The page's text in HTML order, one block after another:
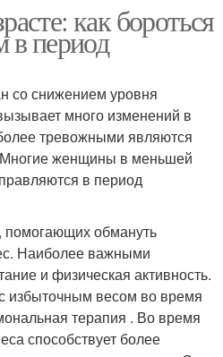
как бороться
в период
со снижением уровня
много изменений в
тревожными являются
женщины в меньшей
в период
помогающих обмануть
Наиболее важными
и физическая активность.
избыточным весом во время
терапия . Во время
способствует более